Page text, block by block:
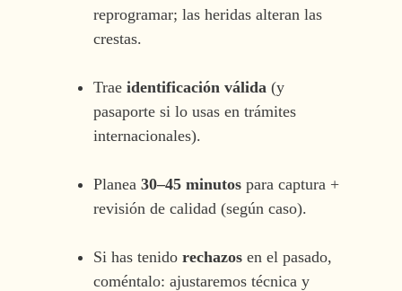
reprogramar; las heridas alteran las
crestas.
Trae identificación válida (y
pasaporte si lo usas en trámites
internacionales).
Planea 30–45 minutospara captura +
revisión de calidad (según caso).
Si has tenido rechazosen el pasado,
coméntalo: ajustaremos técnica y